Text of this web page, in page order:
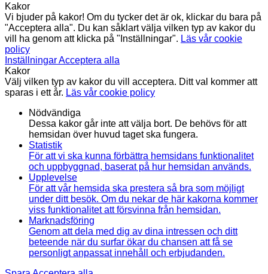
Kakor
Vi bjuder på kakor! Om du tycker det är ok, klickar du bara på
"Acceptera alla". Du kan såklart välja vilken typ av kakor du
vill ha genom att klicka på "Inställningar". Läs vår cookie
policy
InställningarAcceptera alla
Kakor
Välj vilken typ av kakor du vill acceptera. Ditt val kommer att
sparas i ett år. Läs vår cookie policy
Nödvändiga
Dessa kakor går inte att välja bort. De behövs för att
hemsidan över huvud taget ska fungera.
Statistik
För att vi ska kunna förbättra hemsidans funktionalitet
och uppbyggnad, baserat på hur hemsidan används.
Upplevelse
För att vår hemsida ska prestera så bra som möjligt
under ditt besök. Om du nekar de här kakorna kommer
viss funktionalitet att försvinna från hemsidan.
Marknadsföring
Genom att dela med dig av dina intressen och ditt
beteende när du surfar ökar du chansen att få se
personligt anpassat innehåll och erbjudanden.